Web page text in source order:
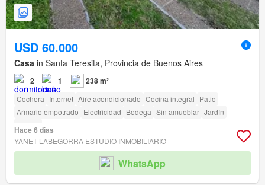
USD 60.000
Casa in Santa Teresita, Provincia de Buenos Aires
2 1 238 m²
Cochera Internet Aire acondicionado Cocina integral Patio
Armario empotrado Electricidad Bodega Sin amueblar Jardín
Parrilla
Hace 6 días
YANET LABEGORRA ESTUDIO INMOBILIARIO
WhatsApp